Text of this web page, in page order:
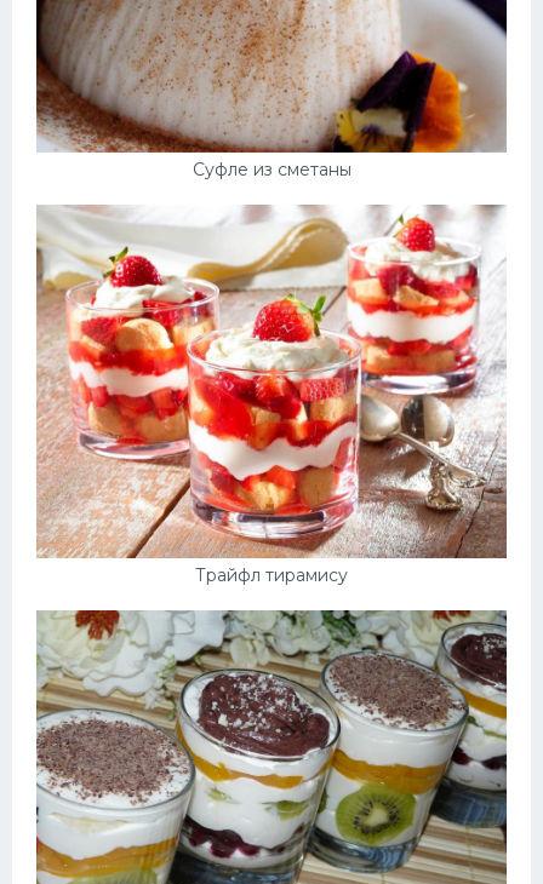
Суфле из сметаны
Трайфл тирамису